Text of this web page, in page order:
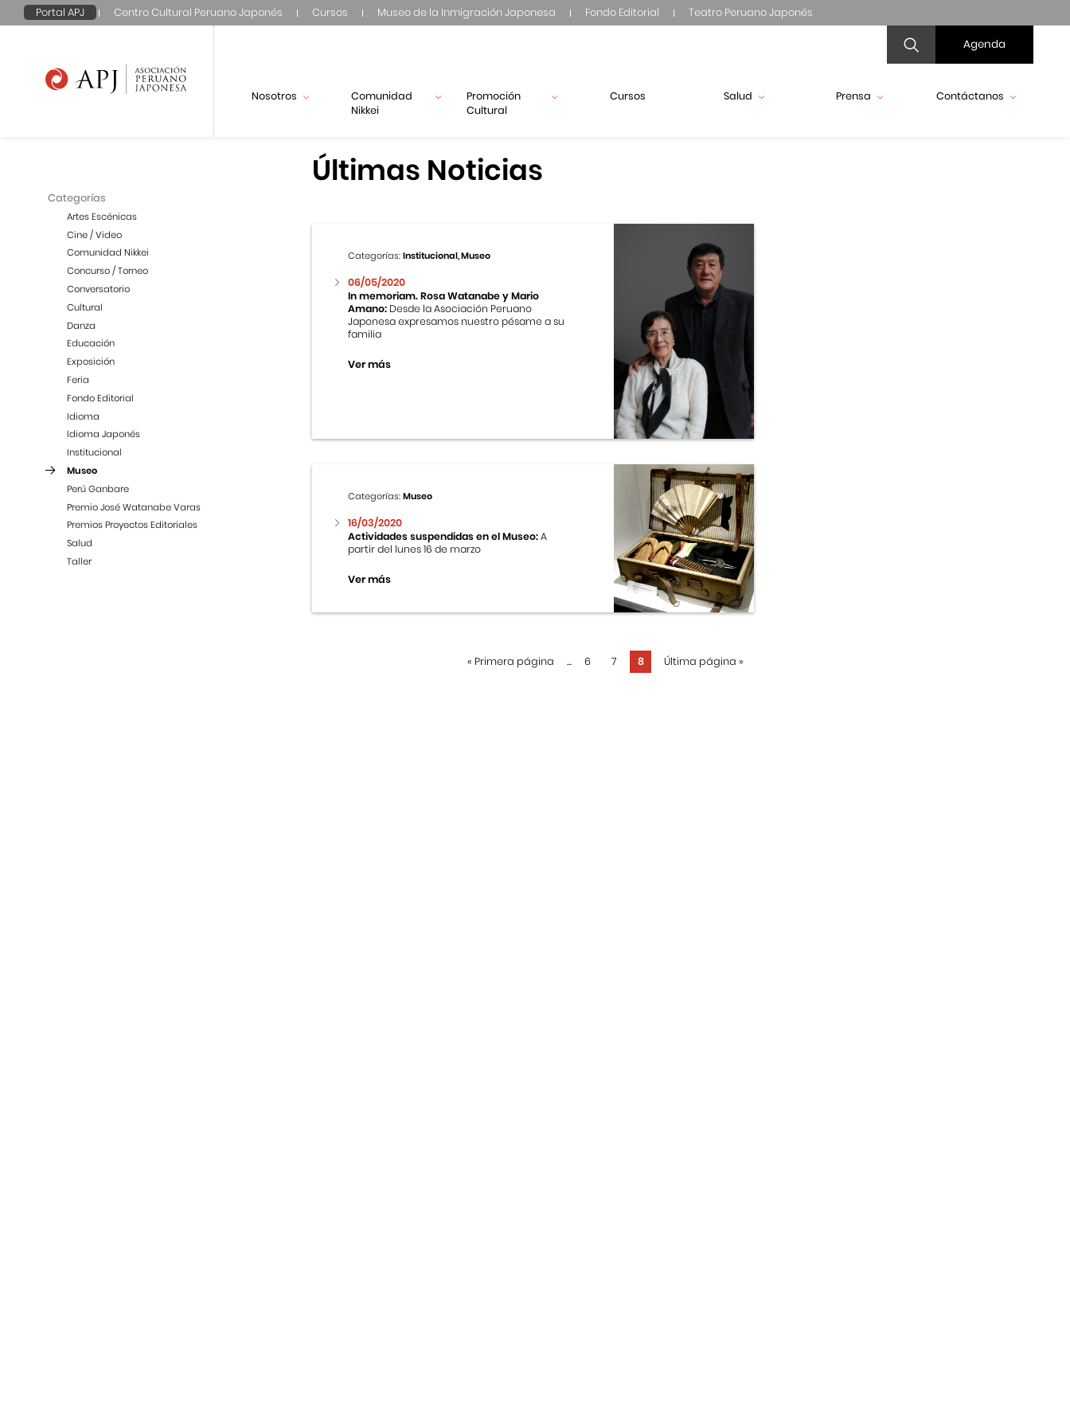
Portal APJ Centro Cultural Peruano Japonés Cursos Museo de la Inmigración Japonesa Fondo Editorial Teatro Peruano Japonés
Agenda
Nosotros
Comunidad
Nikkei
Promoción
Cultural
Cursos Salud Prensa Contáctanos
Categorías
Artes Escénicas
Cine / Video
Comunidad Nikkei
Concurso / Torneo
Conversatorio
Cultural
Danza
Educación
Exposición
Feria
Fondo Editorial
Idioma
Idioma Japonés
Institucional
Museo
Perú Ganbare
Premio José Watanabe Varas
Premios Proyectos Editoriales
Salud
Taller
Últimas Noticias
Categorías:Institucional, Museo
06/05/2020
In memoriam. Rosa Watanabe y Mario
Amano: Desde la Asociación Peruano
Japonesa expresamos nuestro pésame a su
familia
Ver más
Categorías:Museo
16/03/2020
Actividades suspendidas en el Museo:A
partir del lunes 16 de marzo
Ver más
« Primera página ... 6 7 8 Última página »